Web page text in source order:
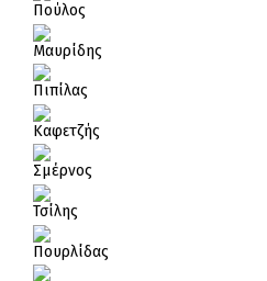
Πούλος
Μαυρίδης
Πιπίλας
Καφετζής
Σμέρνος
Τσίλης
Πουρλίδας